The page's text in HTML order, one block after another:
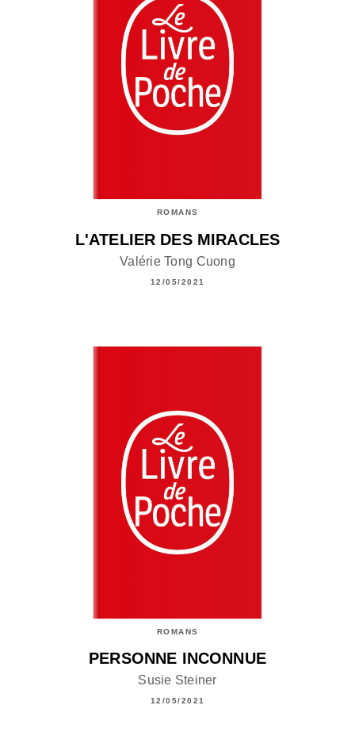
ROMANS
L'ATELIER DES MIRACLES
Valérie Tong Cuong
12/05/2021
ROMANS
PERSONNE INCONNUE
Susie Steiner
12/05/2021